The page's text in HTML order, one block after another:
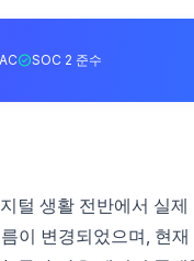
SOC 2 준수
털 생활 전반에서 실
이 변경되었으며, 현